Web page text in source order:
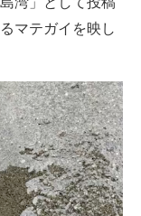
マテガイを映し